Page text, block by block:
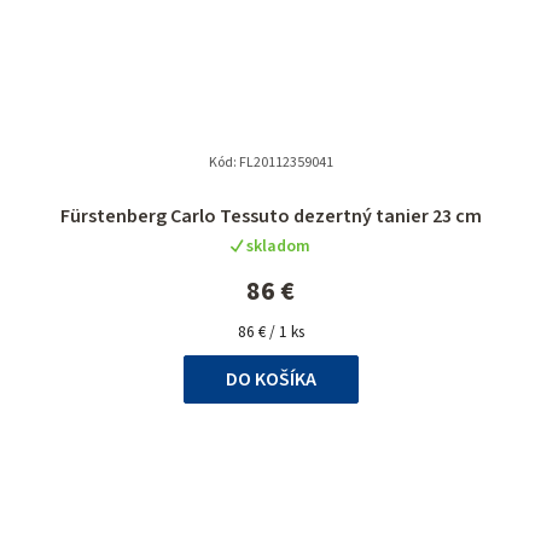
Fürstenberg Carlo Tessuto dezertný tanier 23 cm
hodnotenie
produktu
je
5,0
z
5
hviezdičiek.
skladom
86 €
Jednotková
cena:
86 € / 1 ks
DO KOŠÍKA
Kód: FL20112359041